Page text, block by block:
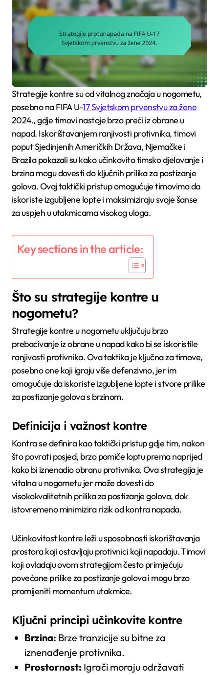
Strategije kontre su od vitalnog značaja u nogometu,
posebno na FIFA U-17 Svjetskom prvenstvu za žene
2024., gdje timovi nastoje brzo preći iz obrane u
napad. Iskorištavanjem ranjivosti protivnika, timovi
poput Sjedinjenih Američkih Država, Njemačke i
Brazila pokazali su kako učinkovito timsko djelovanje i
brzina mogu dovesti do ključnih prilika za postizanje
golova. Ovaj taktički pristup omogućuje timovima da
iskoriste izgubljene lopte i maksimiziraju svoje šanse
za uspjeh u utakmicama visokog uloga.
Key sections in the article:
Što su strategije kontre u
nogometu?
Strategije kontre u nogometu uključuju brzo
prebacivanje iz obrane u napad kako bi se iskoristile
ranjivosti protivnika. Ova taktika je ključna za timove,
posebno one koji igraju više defenzivno, jer im
omogućuje da iskoriste izgubljene lopte i stvore prilike
za postizanje golova s brzinom.
Definicija i važnost kontre
Kontra se definira kao taktički pristup gdje tim, nakon
što povrati posjed, brzo pomiče loptu prema naprijed
kako bi iznenadio obranu protivnika. Ova strategija je
vitalna u nogometu jer može dovesti do
visokokvalitetnih prilika za postizanje golova, dok
istovremeno minimizira rizik od kontra napada.
Učinkovitost kontre leži u sposobnosti iskorištavanja
prostora koji ostavljaju protivnici koji napadaju. Timovi
koji ovladaju ovom strategijom često primjećuju
povećane prilike za postizanje golova i mogu brzo
promijeniti momentum utakmice.
Ključni principi učinkovite kontre
Brzina: Brze tranzicije su bitne za
iznenađenje protivnika.
Prostornost: Igrači moraju održavati